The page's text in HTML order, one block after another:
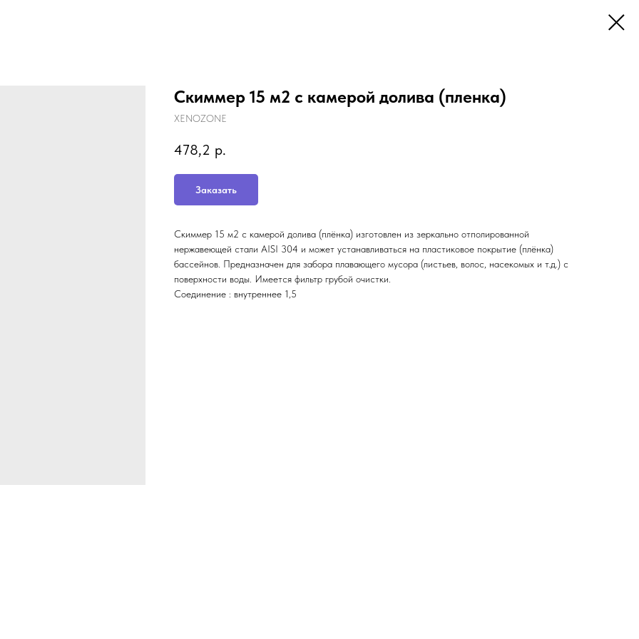
Скиммер 15 м2 с камерой долива (пленка)
XENOZONE
478,2 р.
Заказать
Скиммер 15 м2 с камерой долива (плёнка) изготовлен из зеркально отполированной
нержавеющей стали AISI 304 и может устанавливаться на пластиковое покрытие (плёнка)
бассейнов. Предназначен для забора плавающего мусора (листьев, волос, насекомых и т.д.) с
поверхности воды. Имеется фильтр грубой очистки.
Соединение : внутреннее 1,5